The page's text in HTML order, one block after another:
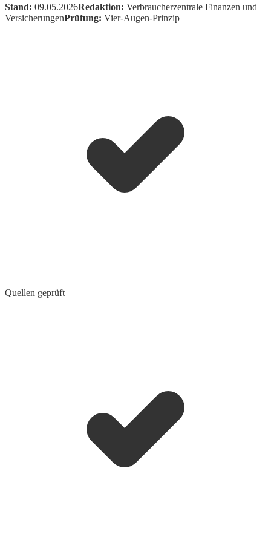
Stand: 09.05.2026Redaktion: Verbraucherzentrale Finanzen und
VersicherungenPrüfung: Vier-Augen-Prinzip
Quellen geprüft